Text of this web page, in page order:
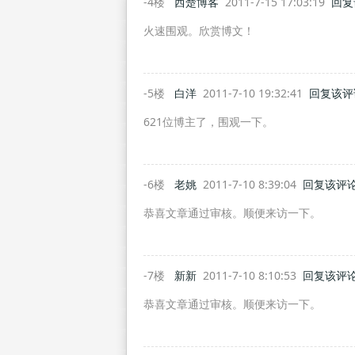
火速围观。欣赏博文！
-5楼 白洋2011-7-10 19:32:41 回复该
621位博主了，围观一下。
-6楼 老姚2011-7-10 8:39:04 回复该评
恭喜文章通过审核。顺便来访一下。
-7楼 新新2011-7-10 8:10:53 回复该评
恭喜文章通过审核。顺便来访一下。